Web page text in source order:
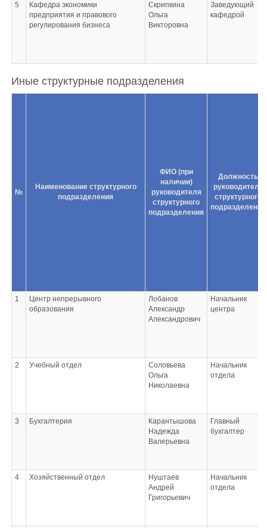
5
Кафедра экономики
предприятия и правового
регулирования бизнеса
Скрипкина
Ольга
Викторовна
Заведующий
кафедрой
Иные структурные подразделения
№
Наименование структурного
подразделения
ФИО (при
наличии)
руководителя
структурного
подразделения
Должность
руководителя
структурного
подразделения
1
Центр непрерывного
образования
Лобанов
Александр
Александрович
Начальник
центра
2 Учебный отдел
Соловьева
Ольга
Николаевна
Начальник
отдела
3 Бухгалтерия
Карантышова
Надежда
Валерьевна
Главный
бухгалтер
4 Хозяйственный отдел
Нуштаев
Андрей
Григорьевич
Начальник
отдела